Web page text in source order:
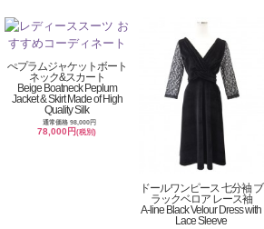
ぺプラムジャケットボート
ネック&スカート
Beige Boatneck Peplum
Jacket & Skirt Made of High
Quality Silk
通常価格 98,000円
78,000円(税別)
ドールワンピース 七分袖 ブ
ラックベロア レース袖
A-line Black Velour Dress with
Lace Sleeve